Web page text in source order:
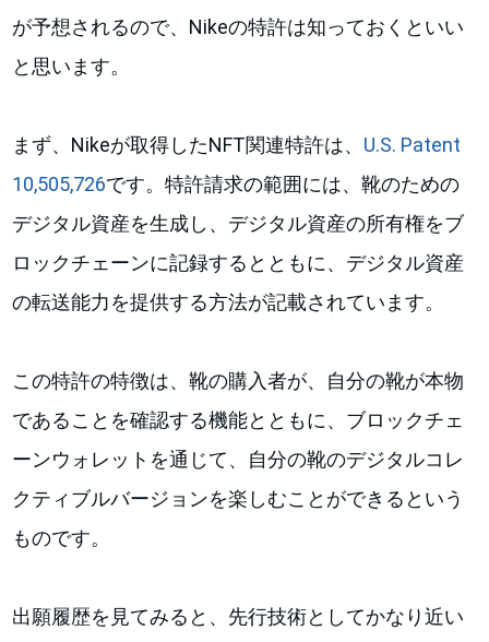
が予想されるので、Nikeの特許は知っておくといい
と思います。
まず、Nikeが取得したNFT関連特許は、 U.S. Patent
10,505,726です。特許請求の範囲には、靴のための
デジタル資産を生成し、デジタル資産の所有権をブ
ロックチェーンに記録するとともに、デジタル資産
の転送能力を提供する方法が記載されています。
この特許の特徴は、靴の購入者が、自分の靴が本物
であることを確認する機能とともに、ブロックチェ
ーンウォレットを通じて、自分の靴のデジタルコレ
クティブルバージョンを楽しむことができるという
ものです。
出願履歴を見てみると、先行技術としてかなり近い